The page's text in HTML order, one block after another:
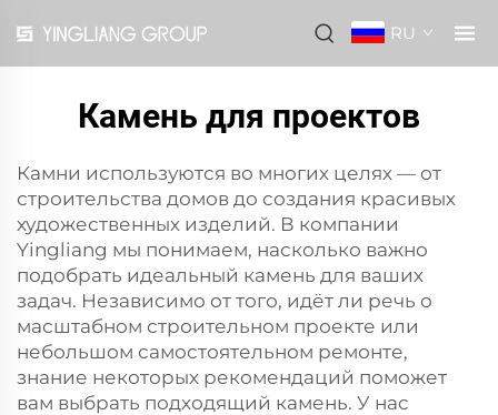
RU
Камень для проектов
Камни используются во многих целях — от
строительства домов до создания красивых
художественных изделий. В компании
Yingliang мы понимаем, насколько важно
подобрать идеальный камень для ваших
задач. Независимо от того, идёт ли речь о
масштабном строительном проекте или
небольшом самостоятельном ремонте,
знание некоторых рекомендаций поможет
вам выбрать подходящий камень. У нас